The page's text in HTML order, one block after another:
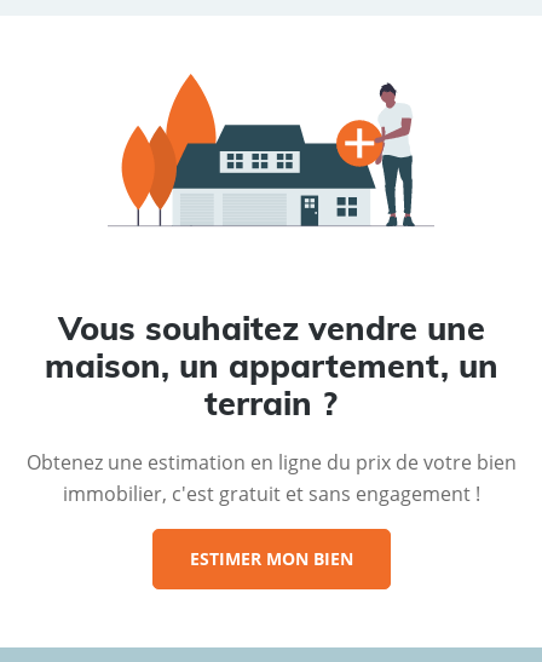
Vous souhaitez vendre une
maison, un appartement, un
terrain ?
Obtenez une estimation en ligne du prix de votre bien
immobilier, c'est gratuit et sans engagement !
ESTIMER MON BIEN